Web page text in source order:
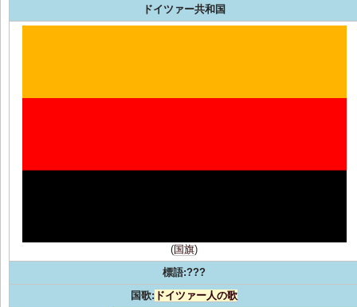
ドイツァー共和国
(国旗)
標語:???
国歌: ドイツァー人の歌